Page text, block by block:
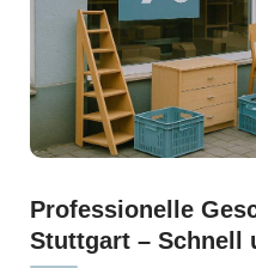
Professionelle
Stuttgart – Schnell